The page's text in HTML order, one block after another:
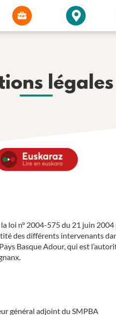
légales
loi n° 2004-575 du 21 juin
des différents intervenants
Basque Adour, qui est
général adjoint du SMPBA